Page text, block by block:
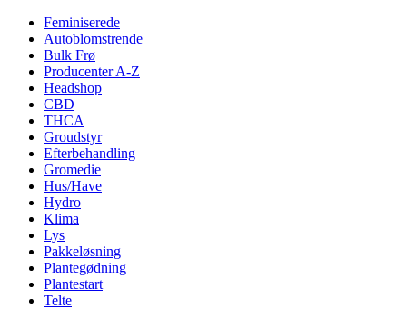
Feminiserede
Autoblomstrende
Bulk Frø
Producenter A-Z
Headshop
CBD
THCA
Groudstyr
Efterbehandling
Gromedie
Hus/Have
Hydro
Klima
Lys
Pakkeløsning
Plantegødning
Plantestart
Telte